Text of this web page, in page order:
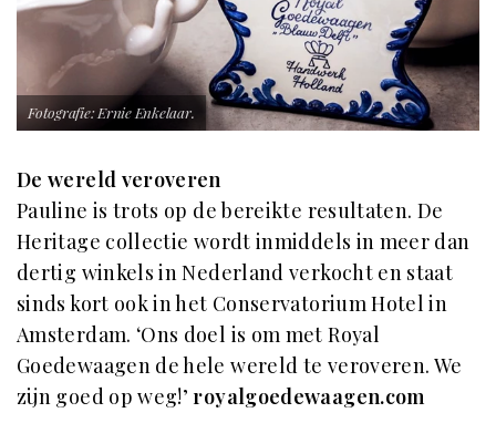
Fotografie: Ernie Enkelaar.
De wereld veroveren
Pauline is trots op de bereikte resultaten. De
Heritage collectie wordt inmiddels in meer dan
dertig winkels in Nederland verkocht en staat
sinds kort ook in het Conservatorium Hotel in
Amsterdam. ‘Ons doel is om met Royal
Goedewaagen de hele wereld te veroveren. We
zijn goed op weg!’ royalgoedewaagen.com